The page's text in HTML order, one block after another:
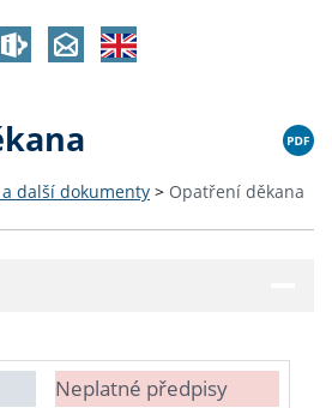
další dokumenty > Opatření děkana
Neplatné předpisy